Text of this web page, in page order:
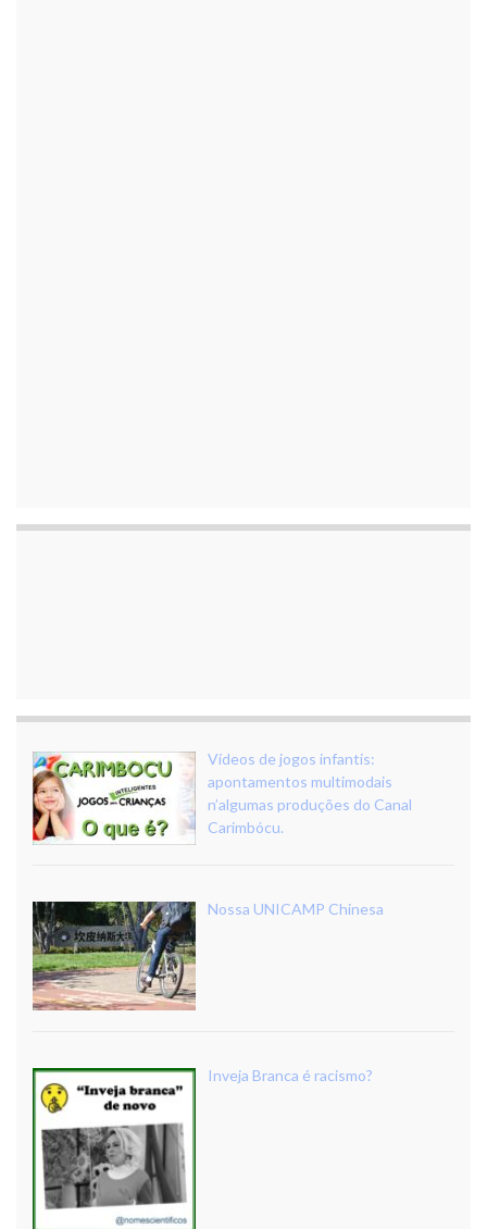
Vídeos de jogos infantis:
apontamentos multimodais
n’algumas produções do Canal
Carimbócu.
Nossa UNICAMP Chinesa
Inveja Branca é racismo?